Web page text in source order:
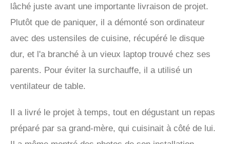
lâché juste avant une importante livraison de projet.
Plutôt que de paniquer, il a démonté son ordinateur
avec des ustensiles de cuisine, récupéré le disque
dur, et l'a branché à un vieux laptop trouvé chez ses
parents. Pour éviter la surchauffe, il a utilisé un
ventilateur de table.
Il a livré le projet à temps, tout en dégustant un repas
préparé par sa grand-mère, qui cuisinait à côté de lui.